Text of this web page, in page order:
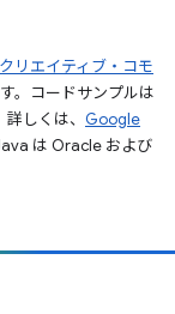
クリエイティブ・コモ
。コードサンプルは
しくは、 Google
は Oracle および